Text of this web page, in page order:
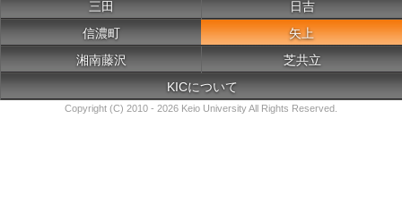
三田
日吉
信濃町
矢上
湘南藤沢
芝共立
KICについて
Copyright (C) 2010 - 2026 Keio University All Rights Reserved.